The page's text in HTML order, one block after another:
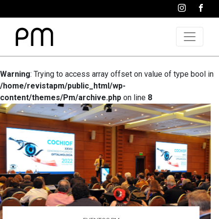
Warning: Trying to access array offset on value of type bool in
/home/revistapm/public_html/wp-
content/themes/Pm/archive.php on line 8